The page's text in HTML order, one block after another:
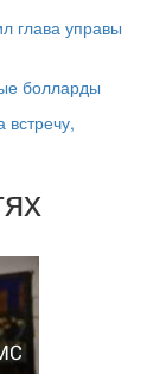
глава управы
болларды